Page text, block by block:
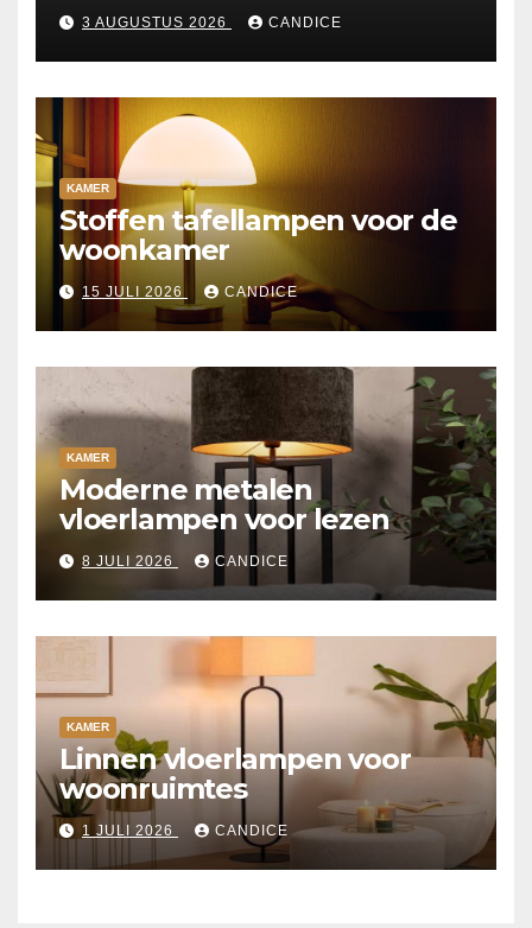
3 AUGUSTUS 2026 CANDICE
KAMER
Stoffen tafellampen voor de
woonkamer
15 JULI 2026 CANDICE
KAMER
Moderne metalen
vloerlampen voor lezen
8 JULI 2026 CANDICE
KAMER
Linnen vloerlampen voor
woonruimtes
1 JULI 2026 CANDICE